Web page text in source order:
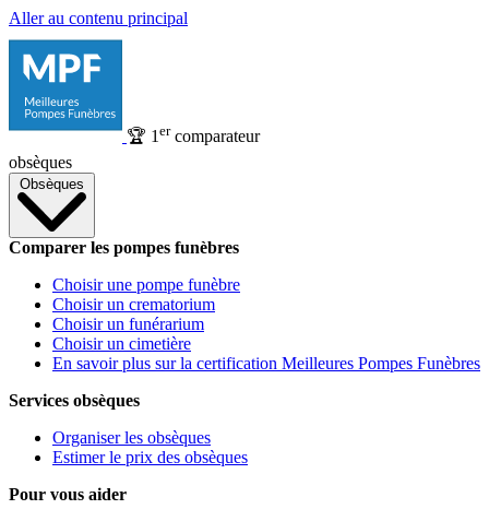
Aller au contenu principal
🏆 1 ercomparateur
obsèques
Obsèques
Comparer les pompes funèbres
Choisir une pompe funèbre
Choisir un crematorium
Choisir un funérarium
Choisir un cimetière
En savoir plus sur la certification Meilleures Pompes Funèbres
Services obsèques
Organiser les obsèques
Estimer le prix des obsèques
Pour vous aider